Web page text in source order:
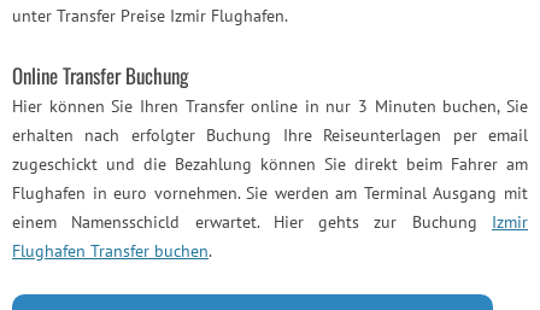
unter Transfer Preise Izmir Flughafen.
Online Transfer Buchung
Hier können Sie Ihren Transfer online in nur 3 Minuten buchen, Sie
erhalten nach erfolgter Buchung Ihre Reiseunterlagen per email
zugeschickt und die Bezahlung können Sie direkt beim Fahrer am
Flughafen in euro vornehmen. Sie werden am Terminal Ausgang mit
einem Namensschicld erwartet. Hier gehts zur Buchung Izmir
Flughafen Transfer buchen.